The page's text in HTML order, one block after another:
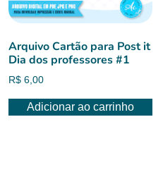
Arquivo Cartão para Post it
Dia dos professores #1
R$ 6,00
Adicionar ao carrinho